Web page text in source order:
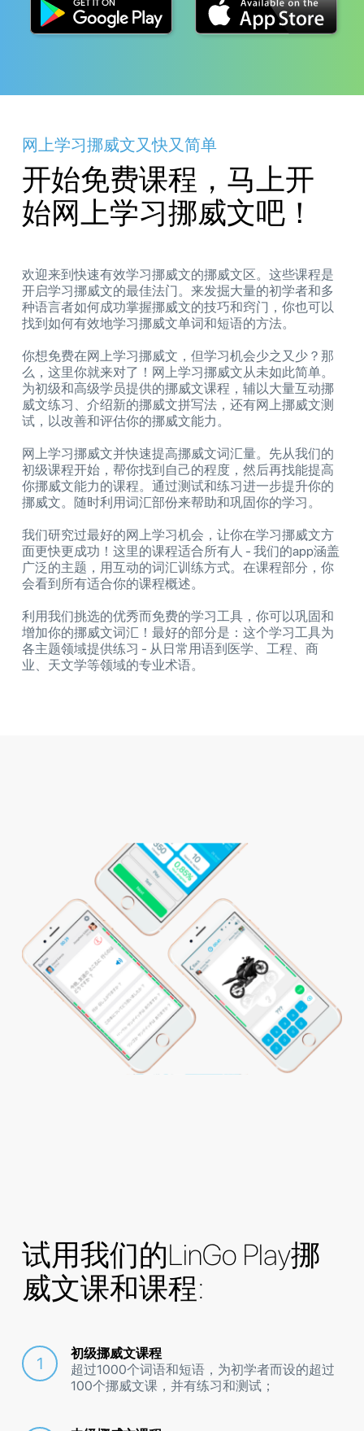
网上学习挪威文又快又简单
开始免费课程，马上开
始网上学习挪威文吧！
欢迎来到快速有效学习挪威文的挪威文区。这些课程是
开启学习挪威文的最佳法门。来发掘大量的初学者和多
种语言者如何成功掌握挪威文的技巧和窍门，你也可以
找到如何有效地学习挪威文单词和短语的方法。
你想免费在网上学习挪威文，但学习机会少之又少？那
么，这里你就来对了！网上学习挪威文从未如此简单。
为初级和高级学员提供的挪威文课程，辅以大量互动挪
威文练习、介绍新的挪威文拼写法，还有网上挪威文测
试，以改善和评估你的挪威文能力。
网上学习挪威文并快速提高挪威文词汇量。先从我们的
初级课程开始，帮你找到自己的程度，然后再找能提高
你挪威文能力的课程。通过测试和练习进一步提升你的
挪威文。随时利用词汇部份来帮助和巩固你的学习。
我们研究过最好的网上学习机会，让你在学习挪威文方
面更快更成功！这里的课程适合所有人 - 我们的app涵盖
广泛的主题，用互动的词汇训练方式。在课程部分，你
会看到所有适合你的课程概述。
利用我们挑选的优秀而免费的学习工具，你可以巩固和
增加你的挪威文词汇！最好的部分是：这个学习工具为
各主题领域提供练习 - 从日常用语到医学、工程、商
业、天文学等领域的专业术语。
试用我们的LinGo Play挪
威文课和课程:
初级挪威文课程
超过1000个词语和短语，为初学者而设的超过
100个挪威文课，并有练习和测试；